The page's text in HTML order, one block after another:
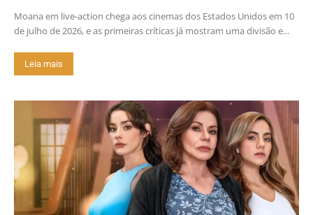
Moana em live-action chega aos cinemas dos Estados Unidos em 10
de julho de 2026, e as primeiras críticas já mostram uma divisão e...
Leia mais